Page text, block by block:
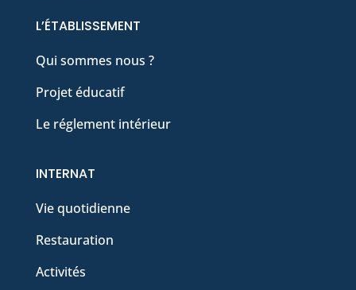
L’ÉTABLISSEMENT
Qui sommes nous ?
Projet éducatif
Le réglement intérieur
INTERNAT
Vie quotidienne
Restauration
Activités